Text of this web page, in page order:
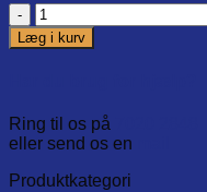
6500
Therma-
hygrometer
Læg i kurv
Ring til os på
eller send os en
Produktkategori